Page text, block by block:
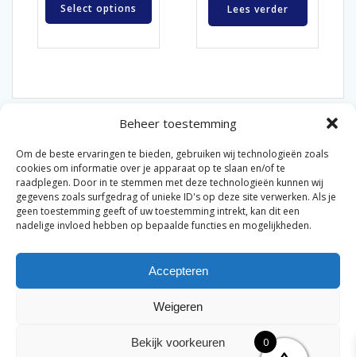
Beheer toestemming
Om de beste ervaringen te bieden, gebruiken wij technologieën zoals
cookies om informatie over je apparaat op te slaan en/of te
raadplegen. Door in te stemmen met deze technologieën kunnen wij
gegevens zoals surfgedrag of unieke ID's op deze site verwerken. Als je
geen toestemming geeft of uw toestemming intrekt, kan dit een
nadelige invloed hebben op bepaalde functies en mogelijkheden.
Accepteren
Weigeren
Bekijk voorkeuren
Select options Lees verder
© 2026 Van der Bel Las en Radiateurenbedrijf.
Privacyverklaring|Cookiebeleid|Retourbeleid|
Algemene voorwaarden voor consumenten
genoemd. Geen officiële samenwerking tenzij anders
0